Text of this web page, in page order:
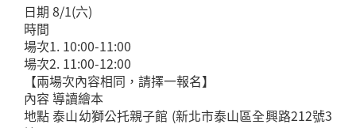
日期 8/1(六)
時間
場次1. 10:00-11:00
場次2. 11:00-12:00
【兩場次內容相同，請擇一報名】
內容 導讀繪本
地點 泰山幼獅公托親子館 (新北市泰山區全興路212號3